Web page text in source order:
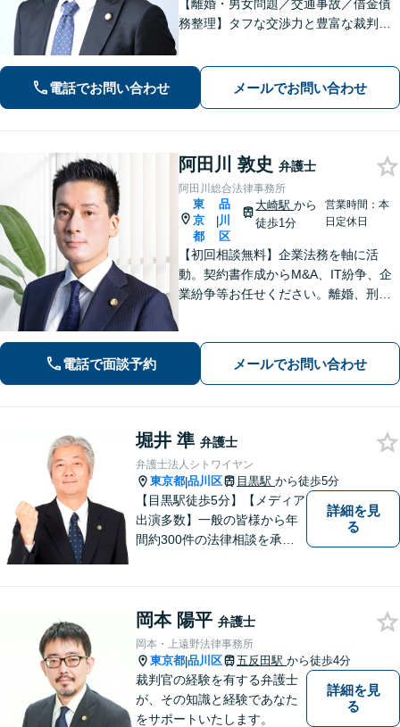
【離婚・男女問題／交通事故／借金債
務整理】タフな交渉力と豊富な裁判の
スを提供します。【大井町駅徒歩2分】
電話でお問い合わせ メールでお問い合わせ
阿田川 敦史 弁護士
阿田川総合法律事務所
東
京
都
|
品
川
区
大崎駅から
徒歩1分
営業時間：本
日定休日
【初回相談無料】企業法務を軸に活
動。契約書作成からM&A、IT紛争、企
業紛争等お任せください。離婚、刑事
崎駅徒歩1分】【弁護士歴10年以上】
電話で面談予約 メールでお問い合わせ
堀井 準 弁護士
弁護士法人シトワイヤン
東京都|品川区 目黒駅 から徒歩5分
【目黒駅徒歩5分】【メディア
出演多数】一般の皆様から年
間約300件の法律相談を承
率いるチームが、迅速かつ的
確に対応いたします。
詳細を見
る
岡本 陽平 弁護士
岡本・上遠野法律事務所
東京都|品川区 五反田駅 から徒歩4分
裁判官の経験を有する弁護士
が、その知識と経験であなた
をサポートいたします。
詳細を見
る